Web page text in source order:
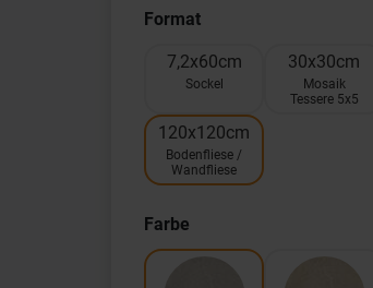
Format
7,2x60cm
Sockel
30x30cm
Mosaik
Tessere 5x5
120x120cm
Bodenfliese /
Wandfliese
Farbe